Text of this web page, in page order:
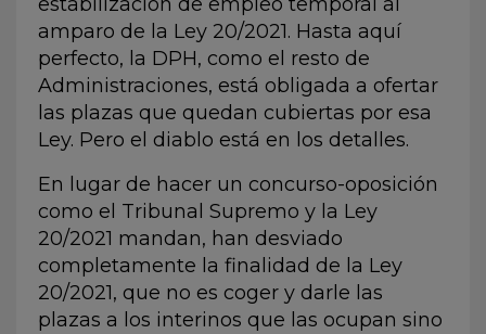
amparo de la Ley 20/2021. Hasta aquí
perfecto, la DPH, como el resto de
Administraciones, está obligada a ofertar
las plazas que quedan cubiertas por esa
Ley. Pero el diablo está en los detalles.
En lugar de hacer un concurso-oposición
como el Tribunal Supremo y la Ley
20/2021 mandan, han desviado
completamente la finalidad de la Ley
20/2021, que no es coger y darle las
plazas a los interinos que las ocupan sino